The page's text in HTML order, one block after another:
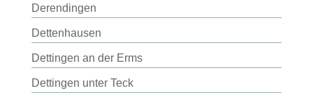
Derendingen
Dettenhausen
Dettingen an der Erms
Dettingen unter Teck